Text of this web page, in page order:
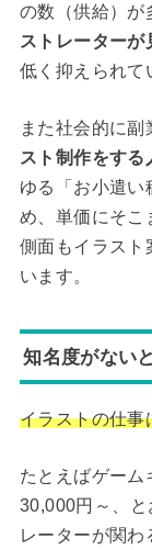
の数（供給）が
ストレーターが
低く抑えられて
また社会的に
スト制作をする
ゆる「お小遣い
め、単価にそこ
側面もイラスト
います。
知名度がない
イラストの仕事
たとえばゲーム
30,000円～、と
レーターが関わ